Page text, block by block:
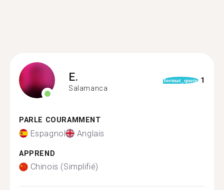
E.
Salamanca
format_quote 1
PARLE COURAMMENT
Espagnol Anglais
APPREND
Chinois (Simplifié)